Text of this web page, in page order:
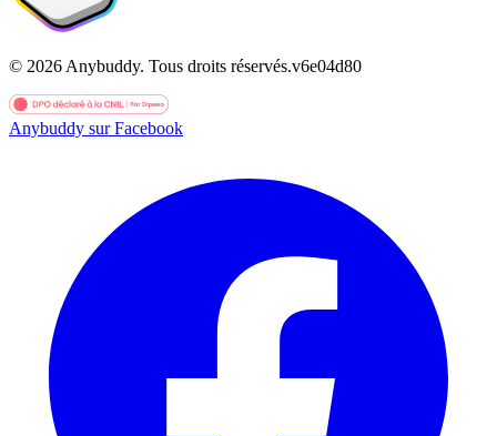
© 2026 Anybuddy. Tous droits réservés.v6e04d80
Anybuddy sur Facebook